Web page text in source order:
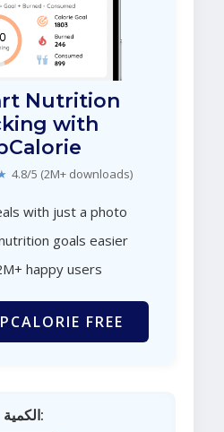
Nutrition
with
4.8/5 (2M+ downloads)
with just a photo
goals easier
happy users
FREE
الكمية: